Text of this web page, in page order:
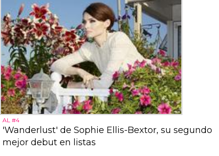
AL #4
'Wanderlust' de Sophie Ellis-Bextor, su segundo
mejor debut en listas